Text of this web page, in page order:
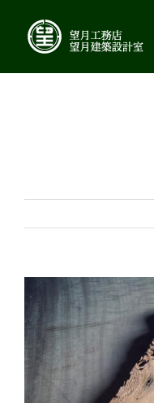
content
Larger
Image